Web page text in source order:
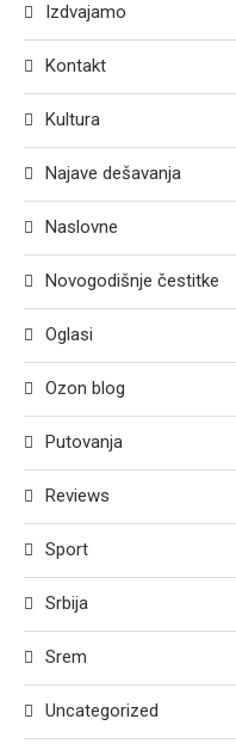
Izdvajamo
Kontakt
Kultura
Najave dešavanja
Naslovne
Novogodišnje čestitke
Oglasi
Ozon blog
Putovanja
Reviews
Sport
Srbija
Srem
Uncategorized